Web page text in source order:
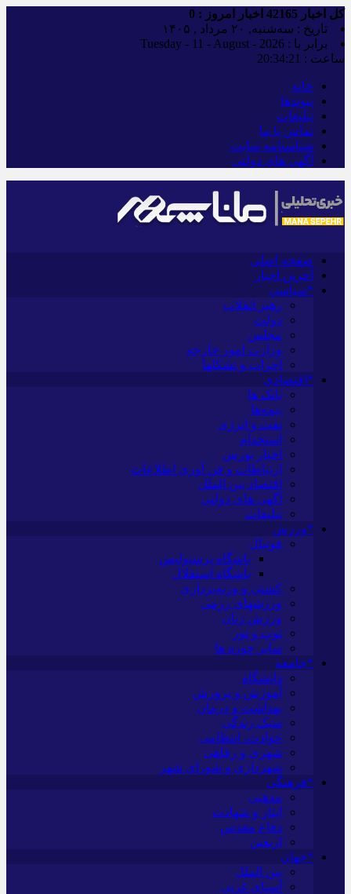
کل اخبار اخبار امروز : 0
تاریخ : سه‌شنبه, ۲۰ مرداد , ۱۴۰۵
برابر با : Tuesday - 11 - August - 2026
ساعت : 20:34:22
خانه
پیوندها
تبلیغات
تماس با ما
شناسنامه سایت
آگهی های دولتی
صفحه اصلی
آخرین اخبار
*سیاسی
رهبر انقلاب
دولت
مجلس
وزارت امور خارجه
احزاب و تشکلها
*اقتصادی
بانک ها
بیمه‌ها
نفت و انرژی
استخدام
اخبار بورس
ارتباطات و فن آوری اطلاعات
اقتصاد بین الملل
آگهی های دولتی
تبلیغات
*ورزش
فوتبال
باشگاه پرسپولیس
باشگاه استقلال
کشتی و وزنه‌برداری
ورزشهای رزمی
ورزش زنان
توپ و تور
سایر حوزه ها
*جامعه
دانشگاه
آموزش و پرورش
بهداشت و درمان
سبک زندگی
حوادث، انتظامی
شهری و رفاهی
شهرداری و شورای شهر
*فرهنگی
مذهبی
ایثار و شهادت
دفاع مقدس
اربعین
*جهان
بین الملل
آسیای غربی